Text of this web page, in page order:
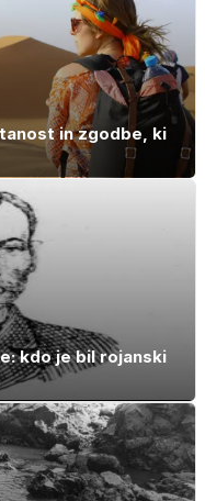
in zgodbe, ki
kdo je bil rojanski